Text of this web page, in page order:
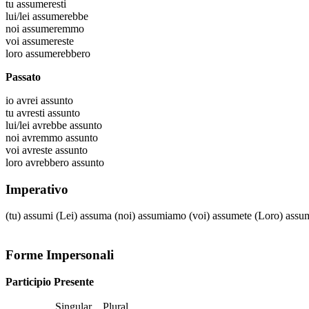
tu assumeresti
lui/lei assumerebbe
noi assumeremmo
voi assumereste
loro assumerebbero
Passato
io avrei assunto
tu avresti assunto
lui/lei avrebbe assunto
noi avremmo assunto
voi avreste assunto
loro avrebbero assunto
Imperativo
(tu) assumi (Lei) assuma (noi) assumiamo (voi) assumete (Loro)
Forme Impersonali
Participio Presente
Singular Plural